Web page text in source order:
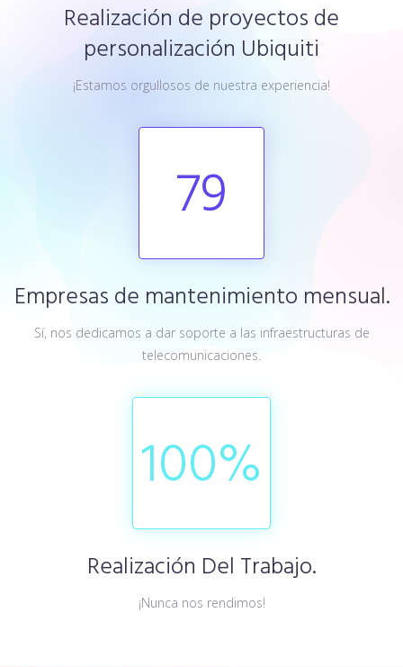
Realización de proyectos de
personalización Ubiquiti
¡Estamos orgullosos de nuestra experiencia!
79
Empresas de mantenimiento mensual.
Sí, nos dedicamos a dar soporte a las infraestructuras de
telecomunicaciones.
100%
Realización Del Trabajo.
¡Nunca nos rendimos!